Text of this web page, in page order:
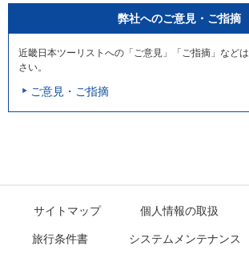
弊社へのご意見・ご指摘
近畿日本ツーリストへの「ご意見」「ご指摘」など
さい。
ご意見・ご指摘
サイトマップ 個人情報の取扱
旅行条件書 システムメンテナンス